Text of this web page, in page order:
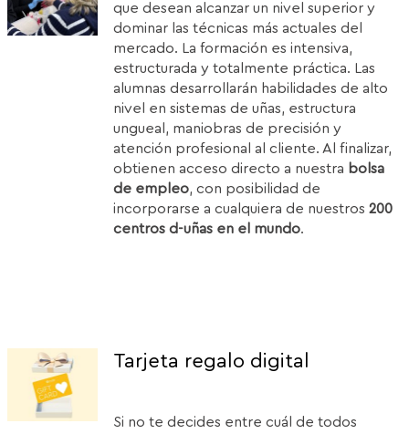
1.850,00€.1.399,00€.
que desean alcanzar un nivel superior y
dominar las técnicas más actuales del
mercado. La formación es intensiva,
estructurada y totalmente práctica. Las
alumnas desarrollarán habilidades de alto
nivel en sistemas de uñas, estructura
ungueal, maniobras de precisión y
atención profesional al cliente. Al finalizar,
obtienen acceso directo a nuestra bolsa
de empleo, con posibilidad de
incorporarse a cualquiera de nuestros200
centros d-uñas en el mundo.
Tarjeta regalo digital
Si no te decides entre cuál de todos